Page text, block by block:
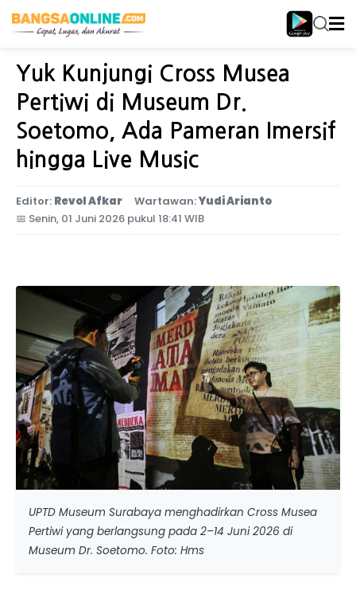
Home Jawa Timur
Yuk Kunjungi Cross Musea
Pertiwi di Museum Dr.
Soetomo, Ada Pameran Imersif
hingga Live Music
Editor: Revol Afkar Wartawan:Yudi Arianto
📅 Senin, 01 Juni 2026 pukul 18:41 WIB
UPTD Museum Surabaya menghadirkan Cross Musea
Pertiwi yang berlangsung pada 2–14 Juni 2026 di
Museum Dr. Soetomo. Foto: Hms